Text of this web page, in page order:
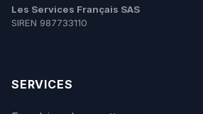
Les Services Français SAS
SIREN 987733110
SERVICES